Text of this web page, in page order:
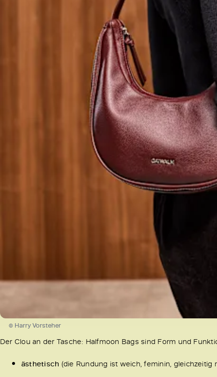
© Harry Vorsteher
Der Clou an der Tasche: Halfmoon Bags sind Form und
ästhetisch (die Rundung ist weich, feminin, gleichzeitig